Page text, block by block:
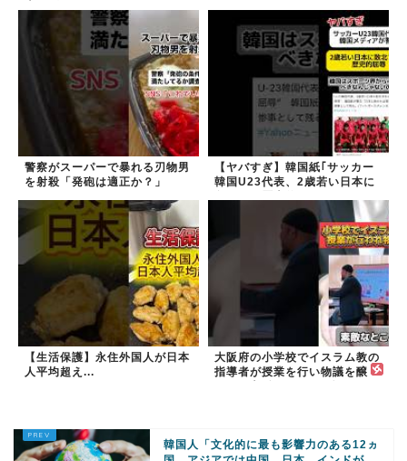
警察がスーパーで暴れる刃物男
を射殺「発砲は適正か？」
【ヤバすぎ】韓国紙｢サッカー
韓国U23代表、2歳若い日本に
【生活保護】永住外国人が日本
人平均超え...
大阪府の小学校でイスラム教の
指導者が授業を行い物議を醸
韓国人「文化的に最も影響力のある12ヵ